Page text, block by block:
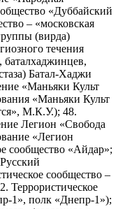
«Дуббайский
– «московская
(вирда)
течения
Батал-Хаджи
«Маньяки Культ
«Маньяки Культ
М.К.У.); 48.
Легион «Свобода
«Легион
сообщество «Айдар»;
сообщество –
Террористическое
1», полк «Днепр-1»);